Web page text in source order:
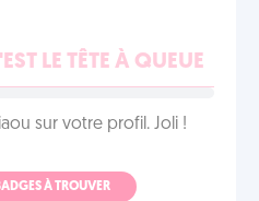
LE TÊTE À QUEUE
sur votre profil. Joli !
À TROUVER